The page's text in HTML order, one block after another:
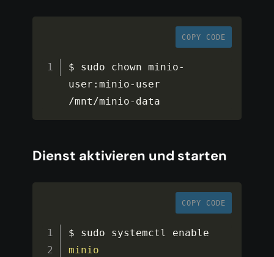
COPY CODE
$ sudo chown minio-
user :minio-
/mnt/minio- data
Dienst aktivieren und starten
COPY CODE
minio